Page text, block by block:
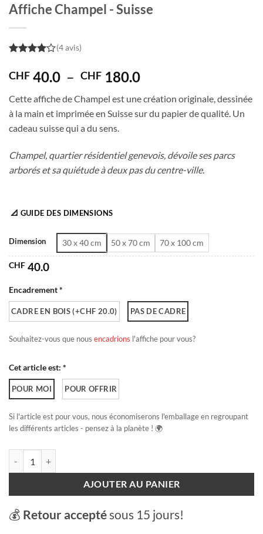
Affiche Champel - Suisse
5
(4 avis)
CHF 40.0 – CHF 180.0Plage
prix :
CHF 40.0
Cette affiche de Champel est une création originale, dessinée
à la main et imprimée en Suisse sur du papier de qualité. Un
cadeau suisse qui a du sens.
Champel, quartier résidentiel genevois, dévoile ses parcs
arborés et sa quiétude à deux pas du centre-ville.
📐 GUIDE DES DIMENSIONS
Dimension 30 x 40 cm 50 x 70 cm 70 x 100 cm
CHF 40.0
Encadrement *
CADRE EN BOIS (+CHF 20.0) PAS DE CADRE
Souhaitez-vous que nous encadrions l'affiche pour vous?
Cet article est: *
POUR MOI POUR OFFRIR
Si l'article est pour vous, nous économiserons l'emballage en regroupant
les différents articles - pensez à la planète ! 🌍
AJOUTER AU PANIER
💰 Retour acceptésous 15 jours!